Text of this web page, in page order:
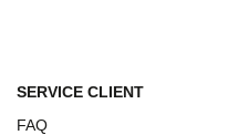
SERVICE CLIENT
FAQ